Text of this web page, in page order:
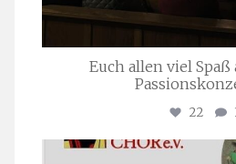
Euch allen viel
22